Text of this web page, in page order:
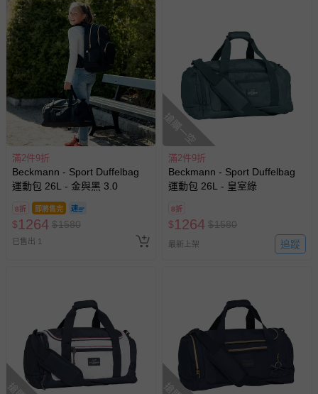
滿2件9折
Beckmann - Sport Duffelbag
運動包 26L - 金與黑 3.0
8折 即將售完
$1264 $1580
已售出 1
搶購一空
滿2件9折
Beckmann - Sport Duffelbag
運動包 26L - 皇室綠
8折
$1264 $1580
最新上架 追蹤